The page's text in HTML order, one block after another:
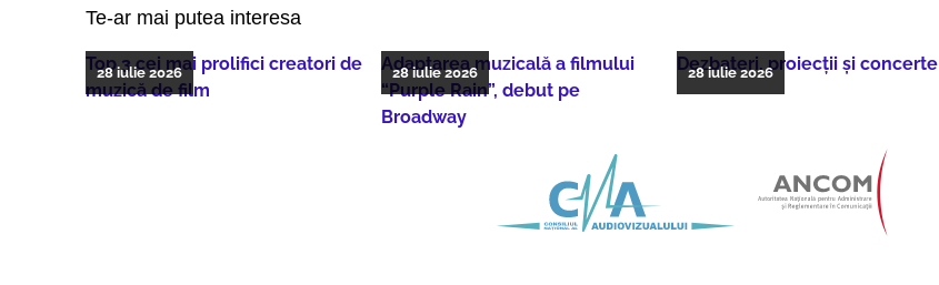
Te-ar mai putea interesa
Top 3 cei mai prolifici creatori de
muzică de film
28 iulie 2026
Adaptarea muzicală a filmului
“Purple Rain”, debut pe
Broadway
28 iulie 2026 Dezbateri, proiecţii şi concerte
28 iulie 2026